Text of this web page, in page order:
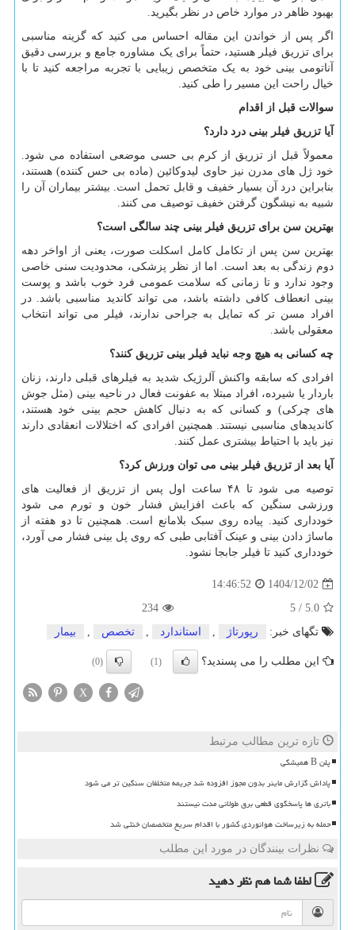
بهبود ظاهر در موارد خاص در نظر بگیرید.
اگر پس از خواندن این مقاله احساس می کنید که گزینه مناسبی
برای تزریق فیلر هستید، حتماً برای یک مشاوره جامع و بررسی دقیق
آناتومی بینی خود به یک متخصص زیبایی با تجربه مراجعه کنید تا با
خیال راحت این مسیر را طی کنید.
سوالات قبل از اقدام
آیا تزریق فیلر بینی درد دارد؟
معمولاً قبل از تزریق از کرم بی حسی موضعی استفاده می شود.
خود ژل های مدرن نیز حاوی لیدوکائین (ماده بی حس کننده) هستند،
بنابراین درد آن بسیار خفیف و قابل تحمل است. بیشتر بیماران آن را
شبیه به نیشگون گرفتن خفیف توصیف می کنند.
بهترین سن برای تزریق فیلر بینی چند سالگی است؟
بهترین سن پس از تکامل کامل اسکلت صورت، یعنی از اواخر دهه
دوم زندگی به بعد است. اما از نظر پزشکی، محدودیت سنی خاصی
وجود ندارد و تا زمانی که سلامت عمومی فرد خوب باشد و پوست
بینی انعطاف کافی داشته باشد، می تواند کاندید مناسبی باشد. در
افراد مسن تر که تمایل به جراحی ندارند، فیلر می تواند انتخاب
معقولی باشد.
چه کسانی به هیچ وجه نباید فیلر بینی تزریق کنند؟
افرادی که سابقه واکنش آلرژیک شدید به فیلرهای قبلی دارند، زنان
باردار یا شیرده، افراد مبتلا به عفونت فعال در ناحیه بینی (مثل جوش
های چرکی) و کسانی که به دنبال کاهش حجم بینی خود هستند،
کاندیدهای مناسبی نیستند. همچنین افرادی که اختلالات انعقادی دارند
نیز باید با احتیاط بیشتری عمل کنند.
آیا بعد از تزریق فیلر بینی می توان ورزش کرد؟
توصیه می شود تا ۴۸ ساعت اول پس از تزریق از فعالیت های
ورزشی سنگین که باعث افزایش فشار خون و تورم می شود
خودداری کنید. پیاده روی سبک بلامانع است. همچنین تا دو هفته از
ماساژ دادن بینی و عینک آفتابی طبی که روی پل بینی فشار می آورد،
خودداری کنید تا فیلر جابجا نشود.
1404/12/02
14:46:52
5.0
/
5
234
تگهای خبر:
رپورتاژ , استاندارد , تخصص , بیمار
این مطلب را می پسندید؟ (1)
(0)
X
تازه ترین مطالب مرتبط
پلن B همیشگی
پاداش گزارش ماینر بدون مجوز افزوده شد جریمه متخلفان سنگین تر می شود
باتری ها پاسخگوی قطعی برق طولانی مدت نیستند
حمله به زیرساخت هوانوردی کشور با اقدام سریع متخصصان خنثی شد
نظرات بینندگان در مورد این مطلب
لطفا شما همنظر دهید